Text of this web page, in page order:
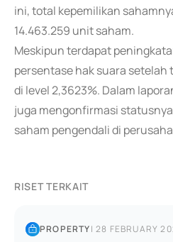
ini, total kepemilikan
14.463.259 unit saham.
Meskipun terdapat
persentase hak suara
di level 2,3623%. Dalam
juga mengonfirmasi
saham pengendali di
RISET TERKAIT
PROPERTY|28 FEBRUARY